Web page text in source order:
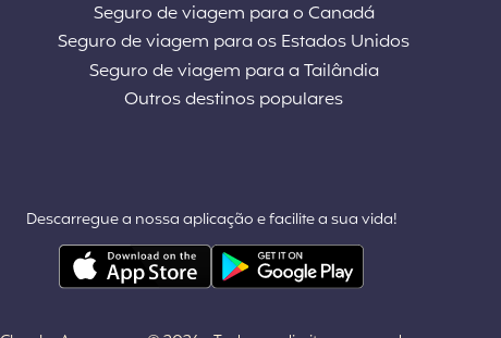
Seguro de viagem para o Canadá
Seguro de viagem para os Estados Unidos
Seguro de viagem para a Tailândia
Outros destinos populares
Descarregue a nossa aplicação e facilite a sua vida!